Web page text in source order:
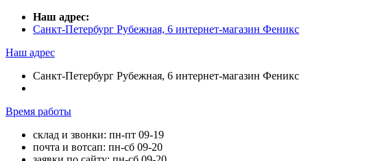
Наш адрес:
Санкт-Петербург Рубежная, 6 интернет-магазин Феникс
Наш адрес
Санкт-Петербург Рубежная, 6 интернет-магазин Феникс
Время работы
склад и звонки: пн-пт 09-19
почта и вотсап: пн-сб 09-20